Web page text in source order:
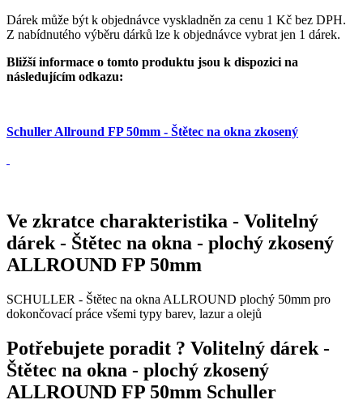
Dárek může být k objednávce vyskladněn za cenu 1 Kč bez DPH.
Z nabídnutého výběru dárků lze k objednávce vybrat jen 1 dárek.
Bližší informace o tomto produktu jsou k dispozici na
následujícím odkazu:
Schuller Allround FP 50mm - Štětec na okna zkosený
Ve zkratce charakteristika - Volitelný
dárek - Štětec na okna - plochý zkosený
ALLROUND FP 50mm
SCHULLER - Štětec na okna ALLROUND plochý 50mm pro
dokončovací práce všemi typy barev, lazur a olejů
Potřebujete poradit ? Volitelný dárek -
Štětec na okna - plochý zkosený
ALLROUND FP 50mm Schuller